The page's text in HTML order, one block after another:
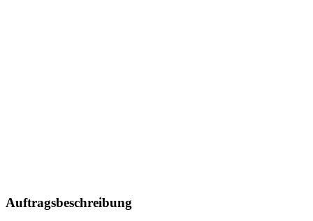
Auftragsbeschreibung